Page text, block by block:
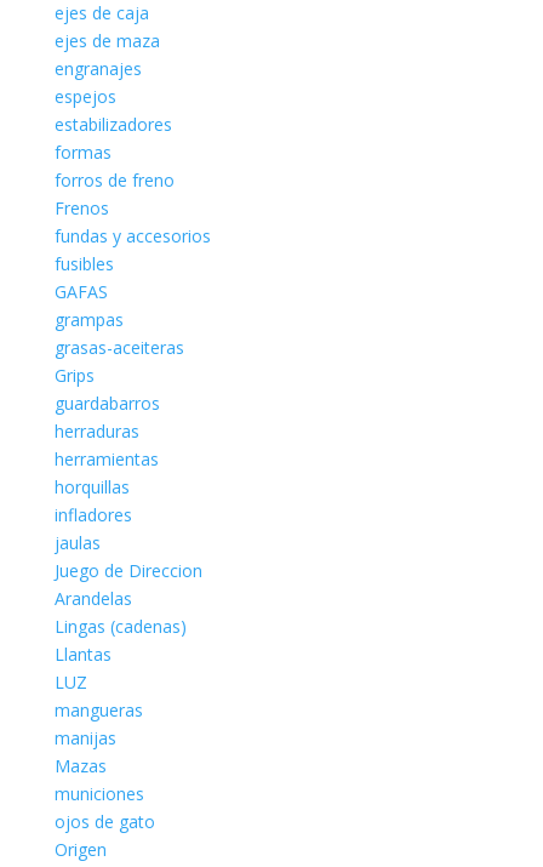
ejes de caja
ejes de maza
engranajes
espejos
estabilizadores
formas
forros de freno
Frenos
fundas y accesorios
fusibles
GAFAS
grampas
grasas-aceiteras
Grips
guardabarros
herraduras
herramientas
horquillas
infladores
jaulas
Juego de Direccion
Arandelas
Lingas (cadenas)
Llantas
LUZ
mangueras
manijas
Mazas
municiones
ojos de gato
Origen